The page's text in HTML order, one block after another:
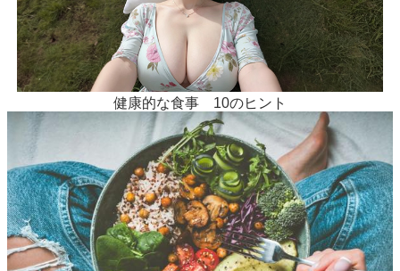
健康的な食事 10のヒント